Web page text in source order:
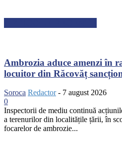
Ambrozia aduce amenzi în
locuitor din Răcovăț
Soroca Redactor - 7 august 2026
0
Inspectorii de mediu continuă
a terenurilor din localitățile țării, în
focarelor de ambrozie...